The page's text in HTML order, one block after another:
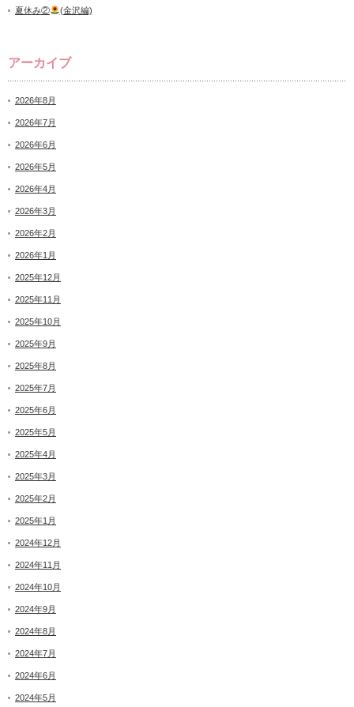
夏休み② (金沢編)
アーカイブ
2026年8月
2026年7月
2026年6月
2026年5月
2026年4月
2026年3月
2026年2月
2026年1月
2025年12月
2025年11月
2025年10月
2025年9月
2025年8月
2025年7月
2025年6月
2025年5月
2025年4月
2025年3月
2025年2月
2025年1月
2024年12月
2024年11月
2024年10月
2024年9月
2024年8月
2024年7月
2024年6月
2024年5月